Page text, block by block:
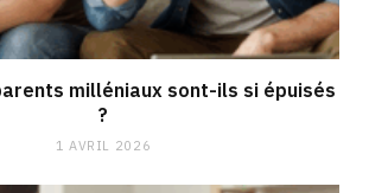
milléniaux sont-ils si épuisés
?
1 AVRIL 2026